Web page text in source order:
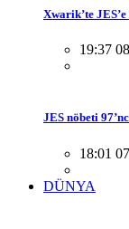
Xwarik’te
19:37 08
JES nöbeti
18:01 07
DÜNYA